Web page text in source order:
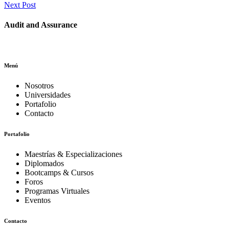
Next Post
Audit and Assurance
Menú
Nosotros
Universidades
Portafolio
Contacto
Portafolio
Maestrías & Especializaciones
Diplomados
Bootcamps & Cursos
Foros
Programas Virtuales
Eventos
Contacto